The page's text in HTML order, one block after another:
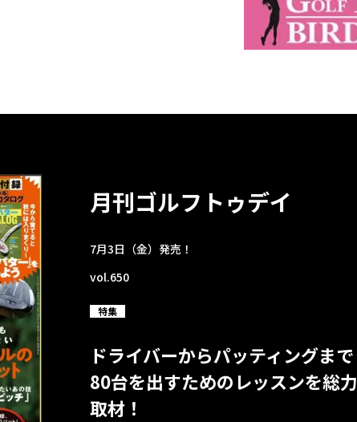
月刊ゴルフトゥデイ
7月3日（金）発売！
vol.650
特集
ドライバーからパッティングまで
80台を出すためのレッスンを総力
取材！